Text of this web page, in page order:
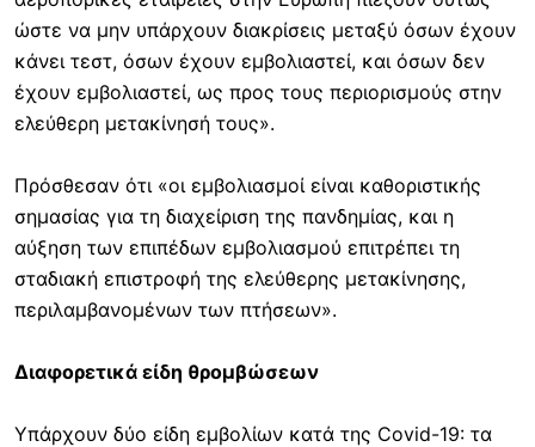
ώστε να μην υπάρχουν διακρίσεις μεταξύ όσων έχουν
κάνει τεστ, όσων έχουν εμβολιαστεί, και όσων δεν
έχουν εμβολιαστεί, ως προς τους περιορισμούς στην
ελεύθερη μετακίνησή τους».
Πρόσθεσαν ότι «οι εμβολιασμοί είναι καθοριστικής
σημασίας για τη διαχείριση της πανδημίας, και η
αύξηση των επιπέδων εμβολιασμού επιτρέπει τη
σταδιακή επιστροφή της ελεύθερης μετακίνησης,
περιλαμβανομένων των πτήσεων».
Διαφορετικά είδη θρομβώσεων
Υπάρχουν δύο είδη εμβολίων κατά της Covid-19: τα